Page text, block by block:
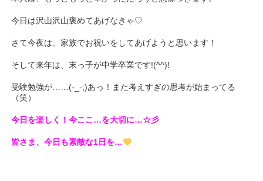
今日は沢山沢山褒めてあげなきゃ♡
さて今夜は、家族でお祝いをしてあげようと思います！
そして来年は、末っ子が中学卒業です!(^^)!
受験勉強が……(-_-;)あっ！また考えすぎの思考が始まってる
（笑）
今日を楽しく！今ここ…を大切に…☆彡
皆さま、今日も素敵な1日を…